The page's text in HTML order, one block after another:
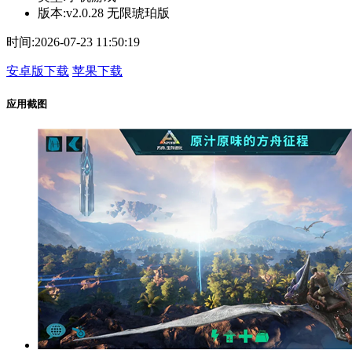
版本:v2.0.28 无限琥珀版
时间:2026-07-23 11:50:19
安卓版下载 苹果下载
应用截图